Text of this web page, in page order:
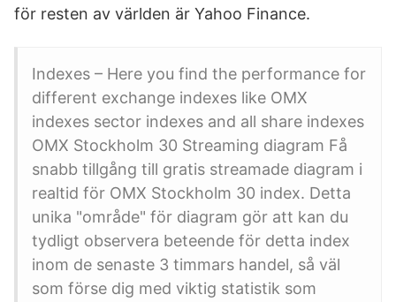
för resten av världen är Yahoo Finance.
Indexes – Here you find the performance for
different exchange indexes like OMX
indexes sector indexes and all share indexes
OMX Stockholm 30 Streaming diagram Få
snabb tillgång till gratis streamade diagram i
realtid för OMX Stockholm 30 index. Detta
unika "område" för diagram gör att kan du
tydligt observera beteende för detta index
inom de senaste 3 timmars handel, så väl
som förse dig med viktig statistik som